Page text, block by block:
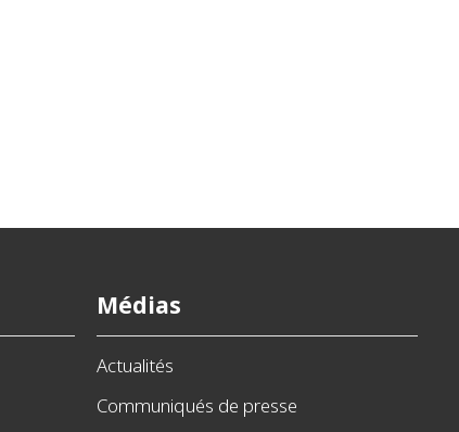
Médias
Actualités
Communiqués de presse